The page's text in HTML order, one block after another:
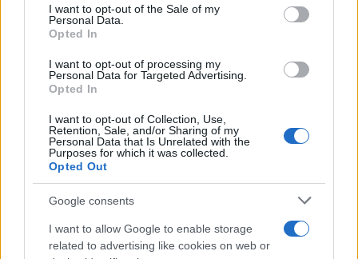
I want to opt-out of the Sale of my
Personal Data.
Opted In
I want to opt-out of processing my
Personal Data for Targeted Advertising.
Opted In
I want to opt-out of Collection, Use,
Retention, Sale, and/or Sharing of my
Personal Data that Is Unrelated with the
Purposes for which it was collected.
Opted Out
Google consents
I want to allow Google to enable storage
related to advertising like cookies on web or